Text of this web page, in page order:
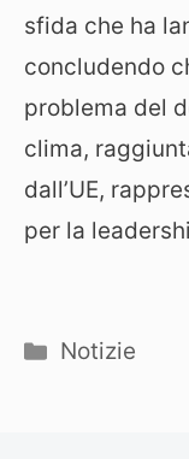
sfida che ha
concludendo
problema del
clima,
dall’UE,
per la
Categorie
Notizie